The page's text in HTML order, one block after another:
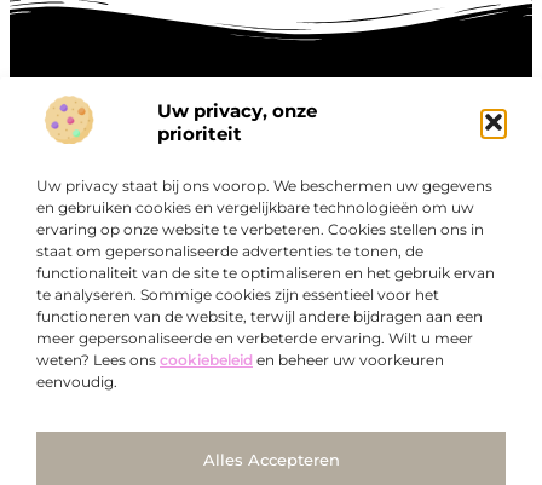
Uw privacy, onze
prioriteit
Uw privacy staat bij ons voorop. We beschermen uw gegevens
en gebruiken cookies en vergelijkbare technologieën om uw
ervaring op onze website te verbeteren. Cookies stellen ons in
staat om gepersonaliseerde advertenties te tonen, de
functionaliteit van de site te optimaliseren en het gebruik ervan
te analyseren. Sommige cookies zijn essentieel voor het
functioneren van de website, terwijl andere bijdragen aan een
meer gepersonaliseerde en verbeterde ervaring. Wilt u meer
weten? Lees ons cookiebeleid en beheer uw voorkeuren
eenvoudig.
Alles Accepteren
Over
Bedrijf
“Ontdek een wereld van boeiende blogs en artikelen die
je zowel inspireren als informeren.”
Bij Exclusiefbedrijf.nl draait alles om het leveren van
kwalitatieve inzichten en verhalen die jouw dagelijks leven
verrijken en je uitdagen om verder te denken.
Onze informatie